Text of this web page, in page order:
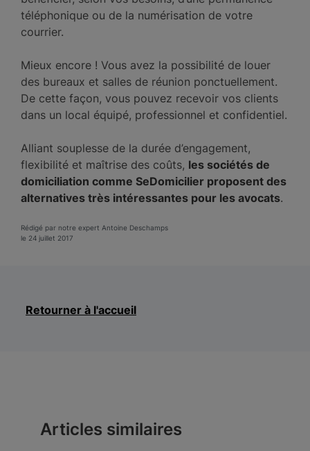
téléphonique ou de la numérisation de votre
courrier.
Mieux encore ! Vous avez la possibilité de louer
des bureaux et salles de réunion ponctuellement.
De cette façon, vous pouvez recevoir vos clients
dans un local équipé, professionnel et confidentiel.
Alliant souplesse de la durée d’engagement,
flexibilité et maîtrise des coûts, les sociétés de
domiciliation comme SeDomicilier proposent des
alternatives très intéressantes pour les avocats.
Rédigé par notre expert Antoine Deschamps
le 24 juillet 2017
Retourner à l'accueil
Articles similaires